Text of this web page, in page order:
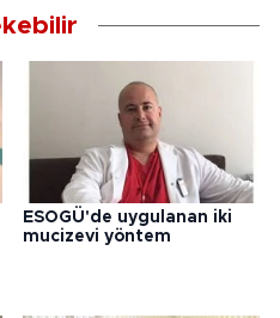
ESOGÜ'de uygulanan iki
mucizevi yöntem